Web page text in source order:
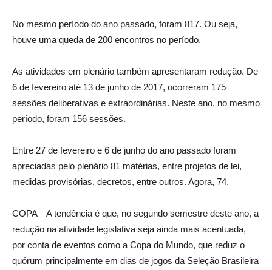
No mesmo período do ano passado, foram 817. Ou seja,
houve uma queda de 200 encontros no período.
As atividades em plenário também apresentaram redução. De
6 de fevereiro até 13 de junho de 2017, ocorreram 175
sessões deliberativas e extraordinárias. Neste ano, no mesmo
período, foram 156 sessões.
Entre 27 de fevereiro e 6 de junho do ano passado foram
apreciadas pelo plenário 81 matérias, entre projetos de lei,
medidas provisórias, decretos, entre outros. Agora, 74.
COPA – A tendência é que, no segundo semestre deste ano, a
redução na atividade legislativa seja ainda mais acentuada,
por conta de eventos como a Copa do Mundo, que reduz o
quórum principalmente em dias de jogos da Seleção Brasileira